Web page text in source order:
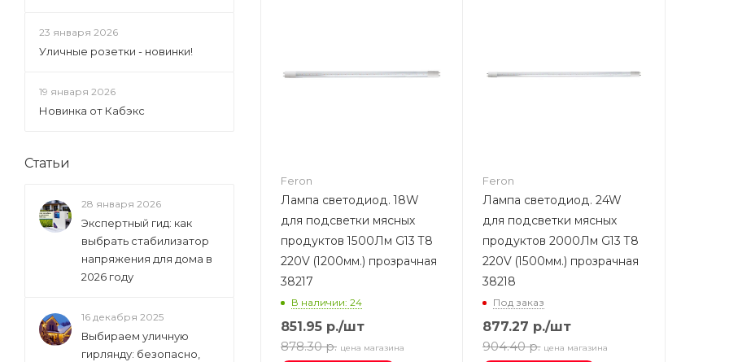
Feron
Лампа светодиод. 18W
для подсветки мясных
продуктов 1500Лм G13 T8
220V (1200мм.) прозрачная
38217
В наличии: 24
851.95 р./шт
878.30 р. цена магазина
Feron
Лампа светодиод. 24W
для подсветки мясных
продуктов 2000Лм G13 T8
220V (1500мм.) прозрачная
38218
Под заказ
877.27 р./шт
904.40 р. цена магазина
23 января 2026
Уличные розетки - новинки!
19 января 2026
Новинка от Кабэкс
Статьи
28 января 2026
Экспертный гид: как
выбрать стабилизатор
напряжения для дома в
2026 году
16 декабря 2025
Выбираем уличную
гирлянду: безопасно,